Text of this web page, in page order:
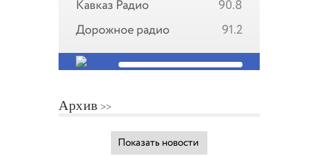
Кавказ Радио
90.8
Дорожное радио
91.2
Архив
Показать новости